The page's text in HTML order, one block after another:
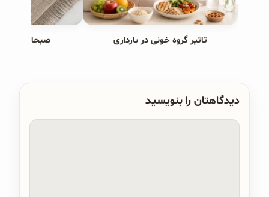
تاثیر گروه خونی در بارداری صبحانه های
دیدگاهتان را بنویسید